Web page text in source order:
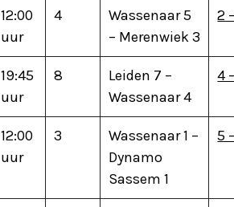
12:00
uur
4
Wassenaar 5
– Merenwiek 3
2
19:45
uur
8
Leiden 7 –
Wassenaar 4
4
12:00
uur
3
Wassenaar 1 –
Dynamo
Sassem 1
5